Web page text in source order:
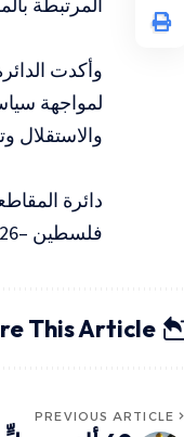
وأكدت
لمواجهة
والاستقلال
دائرة
فلسطين –12/6/2026
This Article
PREVIOUS ARTICLE